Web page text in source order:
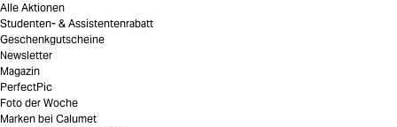
Alle Aktionen
Studenten- & Assistentenrabatt
Geschenkgutscheine
Newsletter
Magazin
PerfectPic
Foto der Woche
Marken bei Calumet